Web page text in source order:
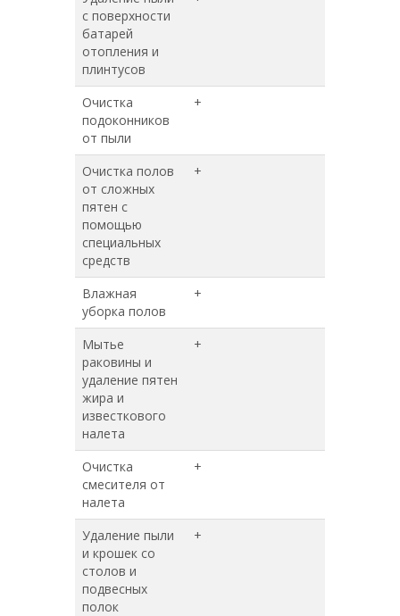
с поверхности
батарей
отопления и
плинтусов
Очистка
подоконников
от пыли
+
Очистка полов
от сложных
пятен с
помощью
специальных
средств
+
Влажная
уборка полов
+
Мытье
раковины и
удаление пятен
жира и
известкового
налета
+
Очистка
смесителя от
налета
+
Удаление пыли
и крошек со
столов и
подвесных
полок
+